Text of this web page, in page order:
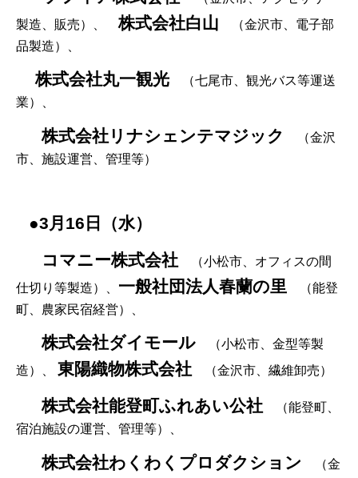
製造、販売）、株式会社白山 （金沢市、電子部
品製造）、
株式会社丸一観光 （七尾市、観光バス等運送
業）、
株式会社リナシェンテマジック
（金沢
市、施設運営、管理等）
●3月16日（水）
コマニー株式会社 （小松市、オフィスの間
仕切り等製造）、 一般社団法人春蘭の里
（能登
町、農家民宿経営）、
株式会社ダイモール （小松市、金型等製
造）、 東陽織物株式会社 （金沢市、繊維卸売）
株式会社能登町ふれあい公社 （能登町、
宿泊施設の運営、管理等）、
株式会社わくわくプロダクション
（金